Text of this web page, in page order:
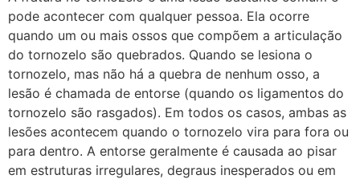
pode acontecer com qualquer pessoa. Ela ocorre
quando um ou mais ossos que compõem a articulação
do tornozelo são quebrados. Quando se lesiona o
tornozelo, mas não há a quebra de nenhum osso, a
lesão é chamada de entorse (quando os ligamentos do
tornozelo são rasgados). Em todos os casos, ambas as
lesões acontecem quando o tornozelo vira para fora ou
para dentro. A entorse geralmente é causada ao pisar
em estruturas irregulares, degraus inesperados ou em